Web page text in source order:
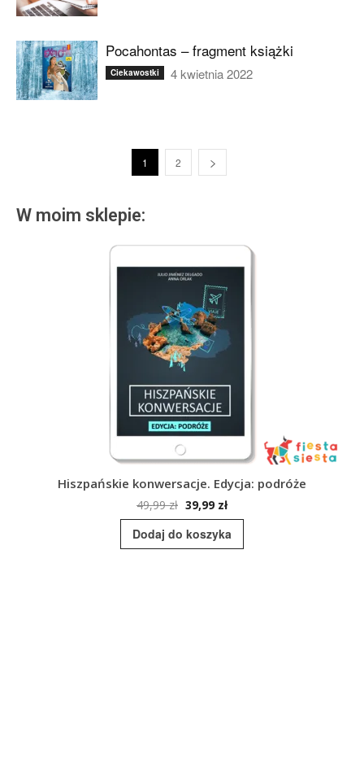
Pocahontas – fragment książki
Ciekawostki 4 kwietnia 2022
1 2
W moim sklepie:
Hiszpańskie konwersacje. Edycja: podróże
49,99zł Pierwotna
cena
wynosiła:
49,99 zł.
39,99 złAktualna
cena
wynosi:
39,99 zł.
Dodaj do koszyka